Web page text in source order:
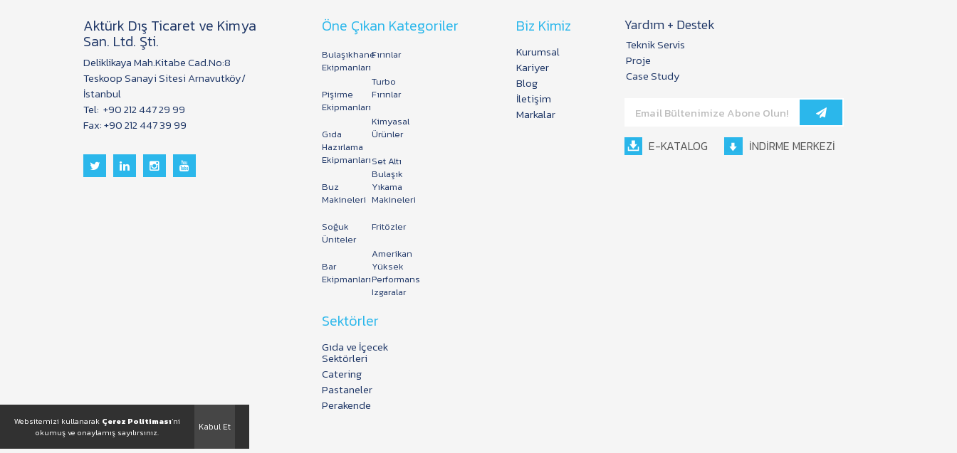
Aktürk Dış Ticaret ve Kimya
San. Ltd. Şti.
Deliklikaya Mah.Kitabe Cad.No:8
Teskoop Sanayi Sitesi Arnavutköy/
İstanbul
Tel: +90 212 447 29 99
Fax: +90 212 447 39 99
Yardım + Destek
Teknik Servis
Proje
Case Study
E-KATALOG İNDİRME MERKEZİ
Öne Çıkan Kategoriler
Bulaşıkhane
Ekipmanları
Pişirme
Ekipmanları
Gıda
Hazırlama
Ekipmanları
Buz
Makineleri
Soğuk
Üniteler
Bar
Ekipmanları
Fırınlar
Turbo
Fırınlar
Kimyasal
Ürünler
Set Altı
Bulaşık
Yıkama
Makineleri
Fritözler
Amerikan
Yüksek
Performans
Izgaralar
Biz Kimiz
Kurumsal
Kariyer
Blog
İletişim
Markalar
Sektörler
Gıda ve İçecek
Sektörleri
Catering
Pastaneler
Perakende
Kabul Et
Websitemizi kullanarak Çerez Politiması'ni
okumuş ve onaylamış sayılırsınız.